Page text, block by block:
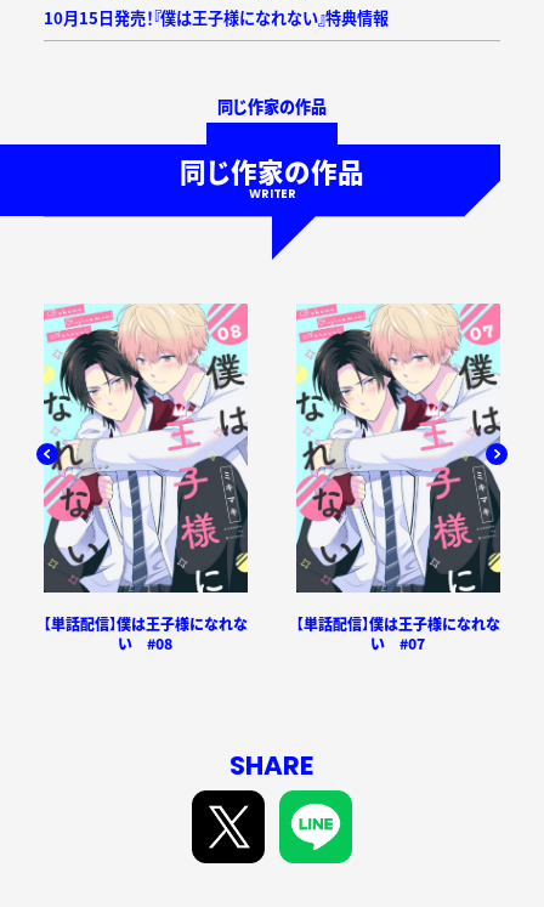
10月15日発売！『僕は王子様になれない』特典情報
同じ作家の作品
同じ作家の作品
WRITER
【単話配信】僕は王子様になれな
い #08
【単話配信】僕は王子様になれな
い #07
SHARE